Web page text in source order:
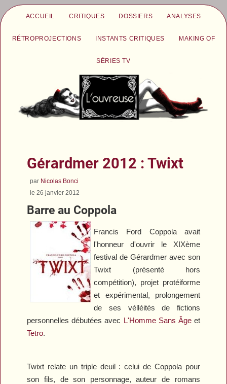
ACCUEIL CRITIQUES DOSSIERS ANALYSES
RÉTROPROJECTIONS INSTANTS CRITIQUES MAKING OF
SÉRIES TV
Gérardmer 2012 : Twixt
par Nicolas Bonci
le 26 janvier 2012
Barre au Coppola
Francis Ford Coppola avait
l'honneur d'ouvrir le XIXème
festival de Gérardmer avec son
Twixt (présenté hors
compétition), projet protéiforme
et expérimental, prolongement
de ses vélléités de fictions
personnelles débutées avec L'Homme Sans Âgeet
Tetro.
Twixt relate un triple deuil : celui de Coppola pour
son fils, de son personnage, auteur de romans